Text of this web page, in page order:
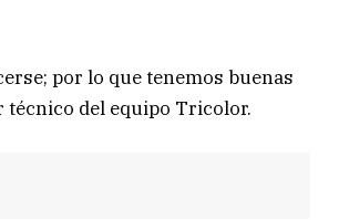
por lo que tenemos buenas
técnico del equipo Tricolor.